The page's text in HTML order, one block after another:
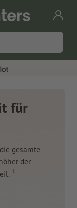
für
gesamte
der
1